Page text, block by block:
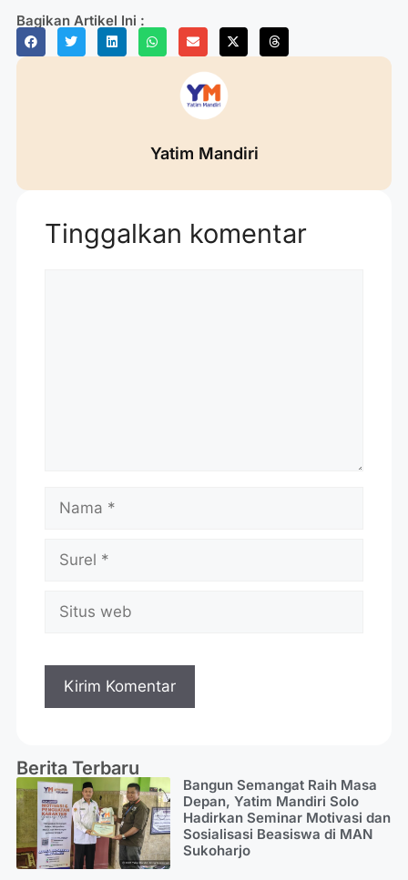
Bagikan Artikel Ini :
Yatim Mandiri
Tinggalkan komentar
Berita Terbaru
Bangun Semangat Raih Masa
Depan, Yatim Mandiri Solo
Hadirkan Seminar Motivasi dan
Sosialisasi Beasiswa di MAN
Sukoharjo